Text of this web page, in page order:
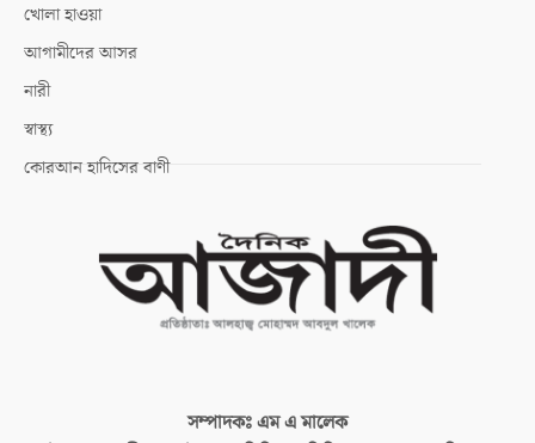
খোলা হাওয়া
আগামীদের আসর
নারী
স্বাস্থ্য
কোরআন হাদিসের বাণী
সম্পাদকঃএম এ মালেক